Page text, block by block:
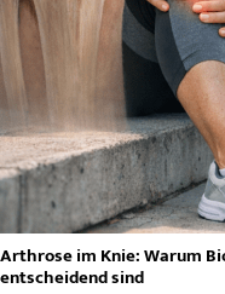
Arthrose im Knie: Warum
entscheidend sind